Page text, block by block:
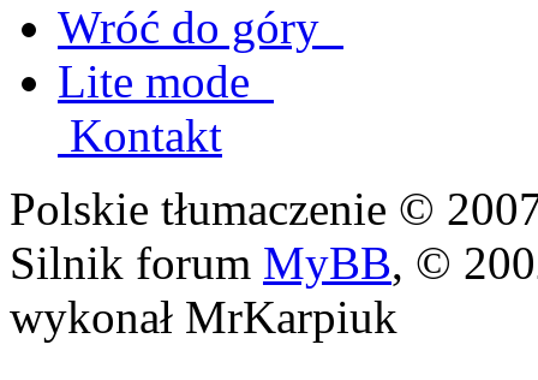
Wróć do góry
Lite mode
Kontakt
Polskie tłumaczenie ©
Silnik forum MyBB, ©
wykonał MrKarpiuk